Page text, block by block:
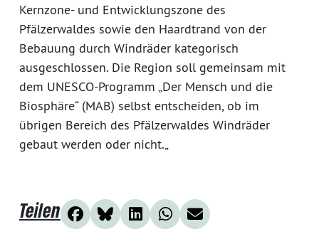
Kernzone- und Entwicklungszone des
Pfälzerwaldes sowie den Haardtrand von der
Bebauung durch Windräder kategorisch
ausgeschlossen. Die Region soll gemeinsam mit
dem UNESCO-Programm „Der Mensch und die
Biosphäre“ (MAB) selbst entscheiden, ob im
übrigen Bereich des Pfälzerwaldes Windräder
gebaut werden oder nicht.„
Teilen